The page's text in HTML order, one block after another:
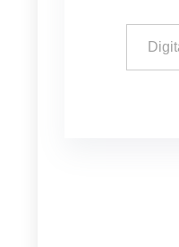
Digita la tua e-mail...